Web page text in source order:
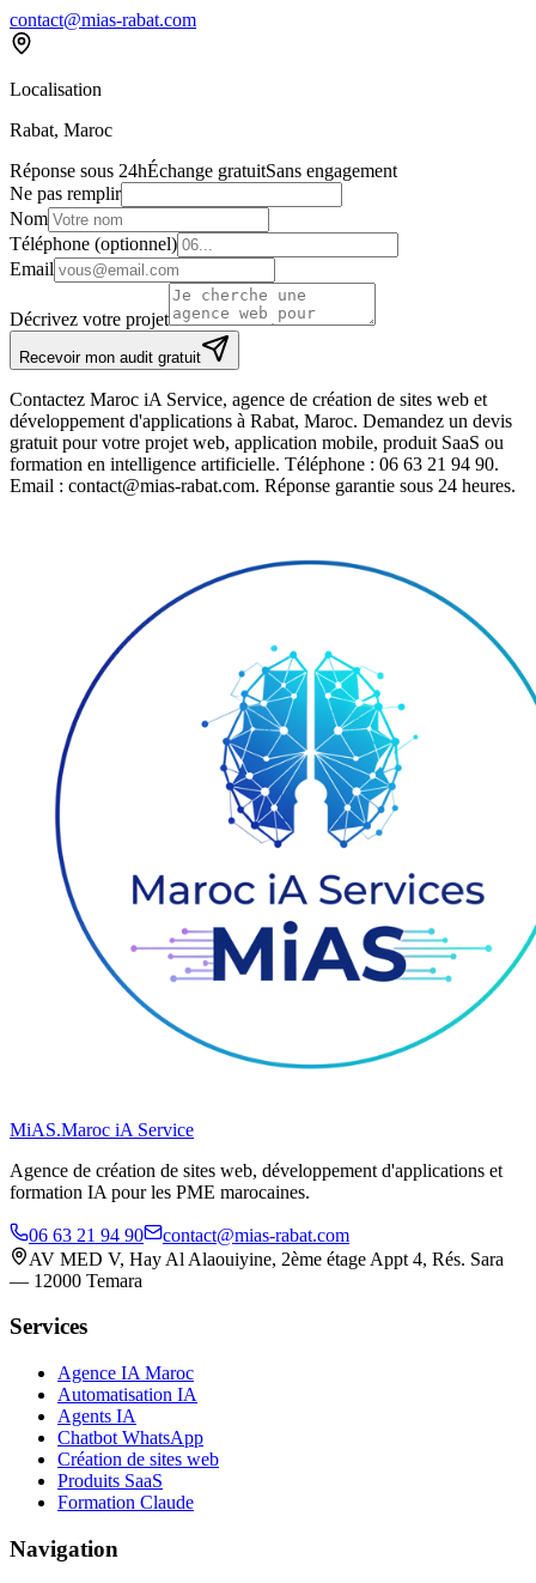
contact@mias-rabat.com
Localisation
Rabat, Maroc
Réponse sous 24hÉchange gratuitSans engagement
Ne pas remplir
Nom
Téléphone (optionnel)
Email
Décrivez votre projet
Recevoir mon audit gratuit
Contactez Maroc iA Service, agence de création de sites web et
développement d'applications à Rabat, Maroc. Demandez un devis
gratuit pour votre projet web, application mobile, produit SaaS ou
formation en intelligence artificielle. Téléphone : 06 63 21 94 90.
Email : contact@mias-rabat.com. Réponse garantie sous 24 heures.
MiAS.Maroc iA Service
Agence de création de sites web, développement d'applications et
formation IA pour les PME marocaines.
06 63 21 94 90
contact@mias-rabat.com
AV MED V, Hay Al Alaouiyine, 2ème étage Appt 4, Rés. Sara
— 12000 Temara
Services
Agence IA Maroc
Automatisation IA
Agents IA
Chatbot WhatsApp
Création de sites web
Produits SaaS
Formation Claude
Navigation